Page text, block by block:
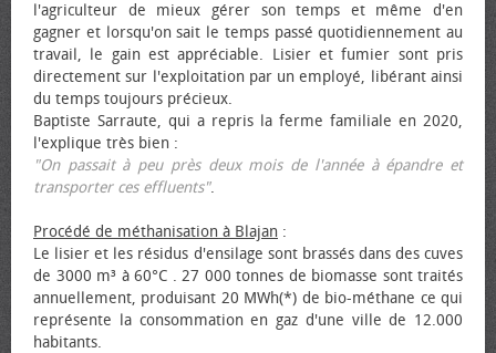
l'agriculteur de mieux gérer son temps et même d'en
gagner et lorsqu'on sait le temps passé quotidiennement au
travail, le gain est appréciable. Lisier et fumier sont pris
directement sur l'exploitation par un employé, libérant ainsi
du temps toujours précieux.
Baptiste Sarraute, qui a repris la ferme familiale en 2020,
l'explique très bien :
"On passait à peu près deux mois de l'année à épandre et
transporter ces effluents".
Procédé de méthanisation à Blajan :
Le lisier et les résidus d'ensilage sont brassés dans des cuves
de 3000 m³ à 60°C . 27 000 tonnes de biomasse sont traités
annuellement, produisant 20 MWh(*) de bio-méthane ce qui
représente la consommation en gaz d'une ville de 12.000
habitants.